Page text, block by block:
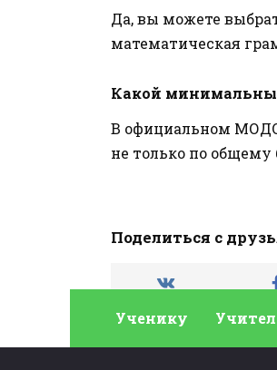
Да, вы можете
математическая
Какой
В официальном
не только по общему
Поделиться с
Ученику